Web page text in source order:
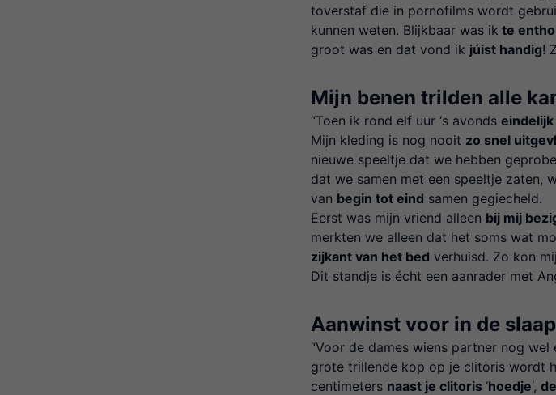
toverstaf die in pornofilms wordt
kunnen weten. Blijkbaar was ik te
groot was en dat vond ik júist handig!
Mijn benen trilden alle
“Toen ik rond elf uur ‘s avonds eindelijk
Mijn kleding is nog nooit zo snel
nieuwe speeltje dat we hebben
dat we samen met een speeltje zaten,
van begin tot eind samen gegiecheld.
Eerst was mijn vriend alleen bij mij
merkten we alleen dat het soms wat
zijkant van het bed verhuisd. Zo kon
Dit standje is écht een aanrader met
Aanwinst voor in de
“Voor de dames wiens partner nog
grote trillende kop op je clitoris wordt
centimeters naast je clitoris ‘hoedje‘,